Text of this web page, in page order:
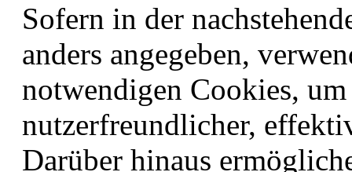
Sofern in der
anders angegeben,
notwendigen Cookies, um
nutzerfreundlicher,
Darüber hinaus